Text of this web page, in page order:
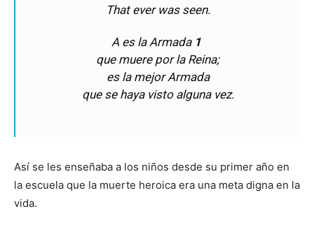
That ever was seen.
A es la Armada 1
que muere por la Reina;
es la mejor Armada
que se haya visto alguna vez.
Así se les enseñaba a los niños desde su primer año en
la escuela que la muerte heroica era una meta digna en la
vida.